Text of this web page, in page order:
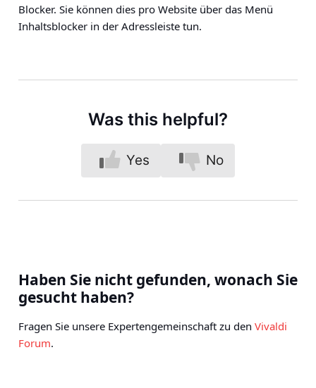
Blocker. Sie können dies pro Website über das Menü
Inhaltsblocker in der Adressleiste tun.
Was this helpful?
Yes No
Haben Sie nicht gefunden, wonach Sie
gesucht haben?
Fragen Sie unsere Expertengemeinschaft zu den Vivaldi
Forum.